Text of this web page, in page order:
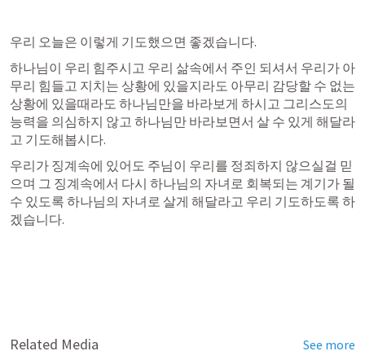
우리 오늘은 이렇게 기도했으면 좋겠습니다.
하나님이 우리 힘주시고 우리 삶속에서 주인 되셔서 우리가 아
무리 힘들고 지치는 상황에 있을지라도 아무리 감당할 수 없는
상황에 있을때라도 하나님만을 바라보게 하시고 그리스도의
능력을 의심하지 않고 하나님만 바라보면서 살 수 있게 해달라
고 기도해봅시다.
우리가 징계속에 있어도 주님이 우리를 정죄하지 않으실걸 믿
으며 그 징계속에서 다시 하나님의 자녀로 회복되는 계기가 될
수 있도록 하나님의 자녀로 살게 해달라고 우리 기도하도록 하
겠습니다.
Related Media See more